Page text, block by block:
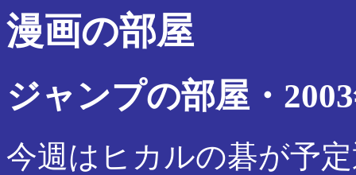
漫画の部屋
ジャンプの部屋・
今週はヒカルの碁が予